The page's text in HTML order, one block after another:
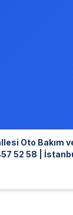
Oto Bakım
52 58 |